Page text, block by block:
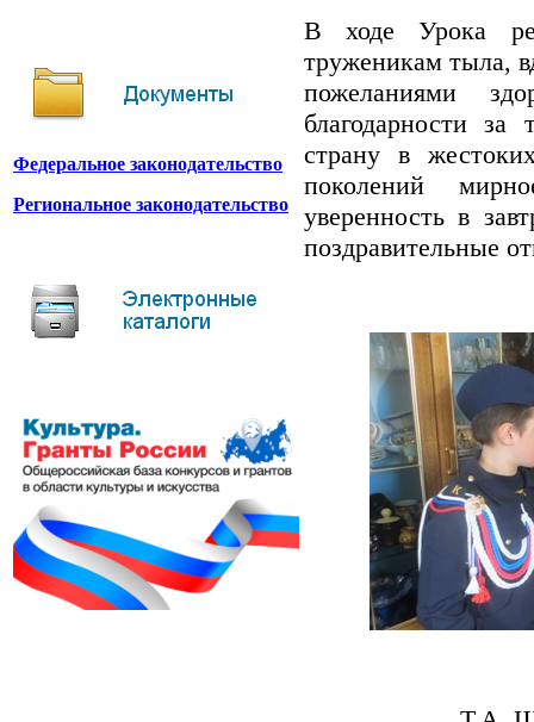
Федеральное законодательство
Региональное законодательство
В ходе Урока
труженикам тыла,
пожеланиями
благодарности
страну в
поколений
уверенность в
поздравительные